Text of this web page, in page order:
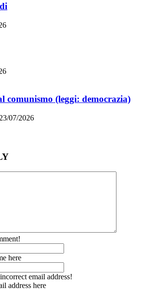
comunismo (leggi: democrazia)
23/07/2026
here
email address!
address here